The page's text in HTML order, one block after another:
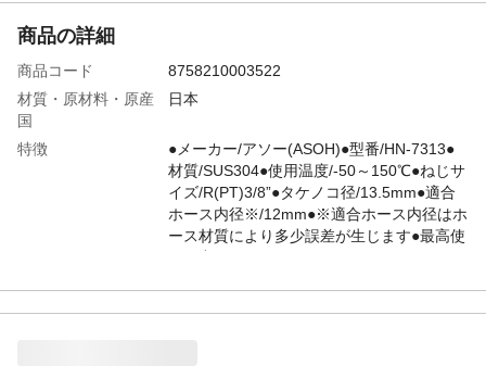
商品の詳細
商品コード
8758210003522
材質・原材料・原産
国
日本
特徴
●メーカー/アソー(ASOH)●型番/HN-7313●
材質/SUS304●使用温度/-50～150℃●ねじサ
イズ/R(PT)3/8”●タケノコ径/13.5mm●適合
ホース内径※/12mm●※適合ホース内径はホ
ース材質により多少誤差が生じます●最高使